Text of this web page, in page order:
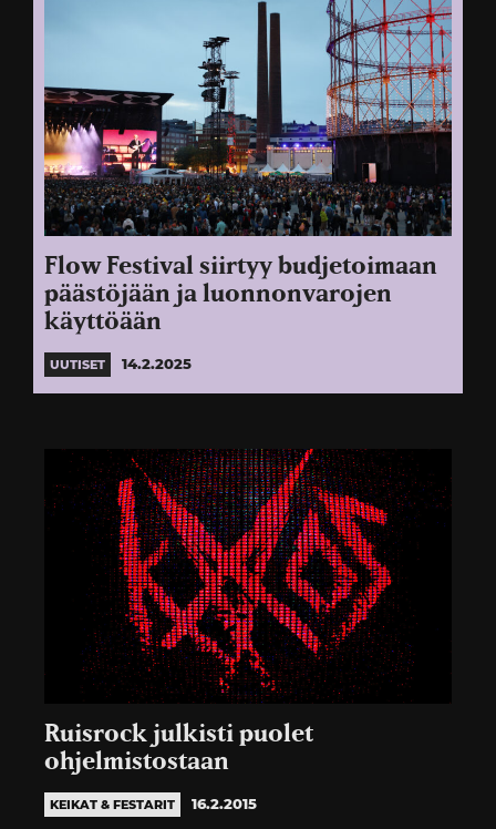
Flow Festival siirtyy budjetoimaan
päästöjään ja luonnonvarojen
käyttöään
UUTISET 14.2.2025
Ruisrock julkisti puolet
ohjelmistostaan
KEIKAT & FESTARIT 16.2.2015